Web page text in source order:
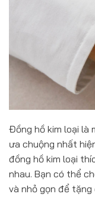
Đồng hồ kim loại là
ưa chuộng nhất
đồng hồ kim loại
nhau. Bạn có thể
và nhỏ gọn để